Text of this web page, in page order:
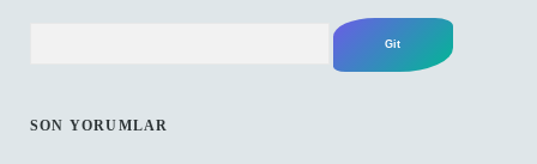
SON YORUMLAR